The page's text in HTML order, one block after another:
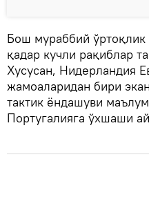
Бош мураббий
қадар кучли рақиблар
Хусусан, Нидерландия
жамоаларидан бири
тактик ёндашуви
Португалияга ўхшаши